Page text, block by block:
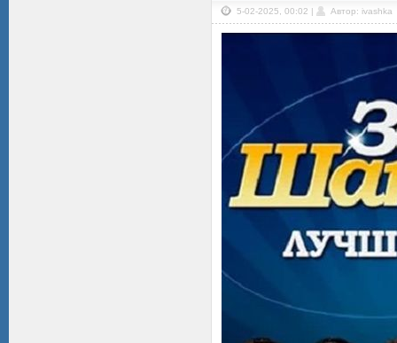
5-02-2025, 00:02 | Автор: ivashka